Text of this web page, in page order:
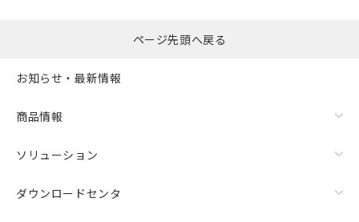
ページ先頭へ戻る
お知らせ・最新情報
商品情報
ソリューション
ダウンロードセンタ